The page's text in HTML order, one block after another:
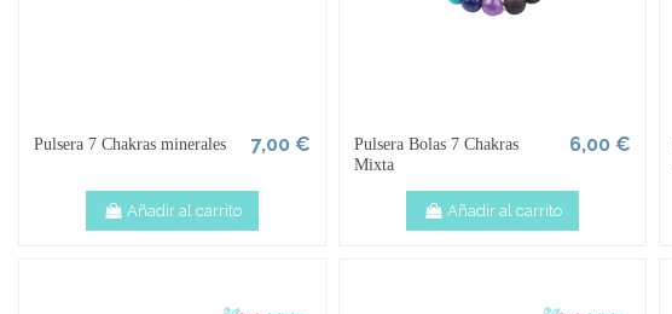
Pulsera 7 Chakras minerales 7,00 €
Añadir al carrito
Pulsera Bolas 7 Chakras
Mixta
6,00 €
Añadir al carrito